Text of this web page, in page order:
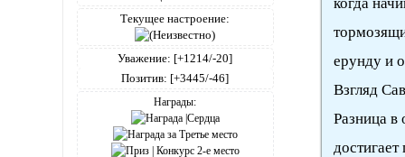
Текущее настроение:
Уважение: [+1214/-20]
Позитив: [+3445/-46]
Награды:
ерунду и
Взгляд
Разница в